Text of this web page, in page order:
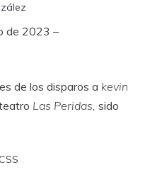
de 2023 –
de los disparos a kevin
Las Peridas, sido
CSS